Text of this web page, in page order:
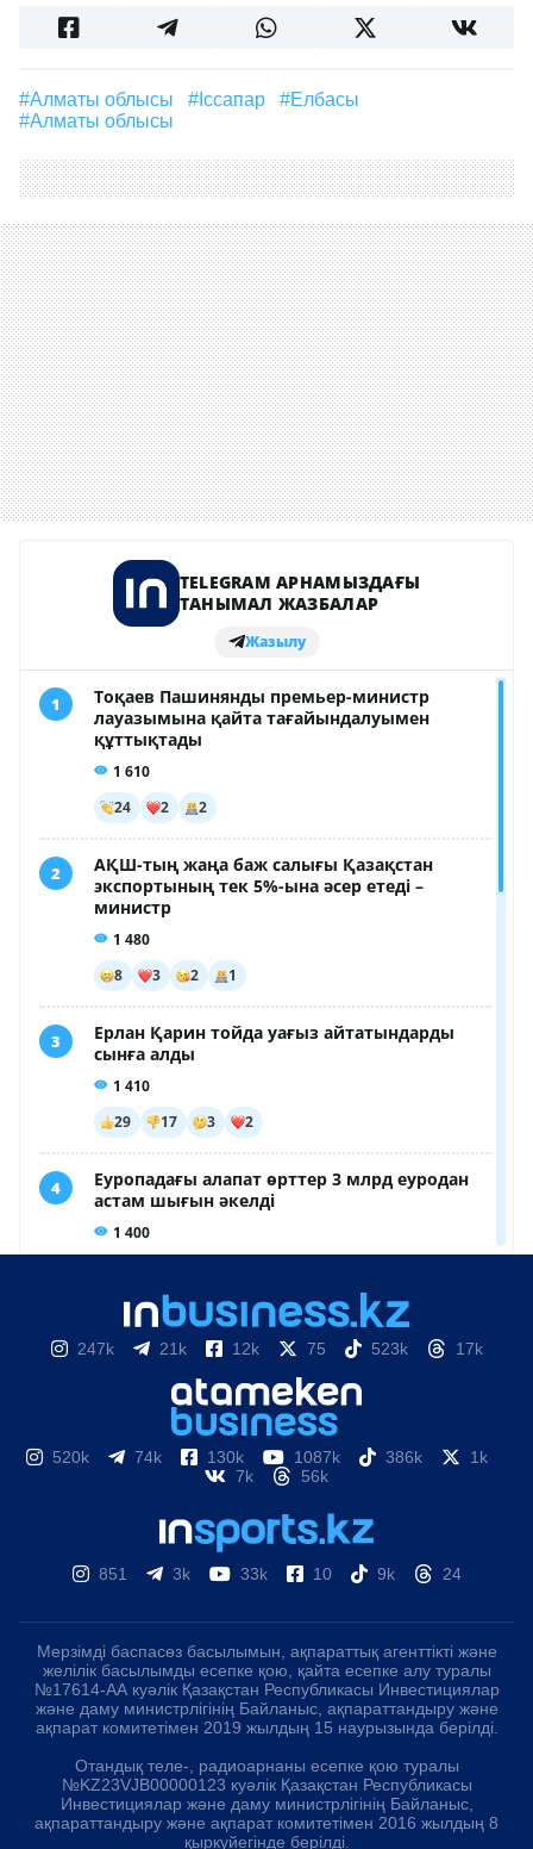
#Алматы облысы #іссапар
#елбасы
#Алматы облысы
247k 21k 12k 75 523k 17k
520k 74k 130k 1087k 386k
1k
7k
56k
851 3k 33k 10 9k 24
Мерзімді баспасөз басылымын, ақпараттық агенттікті және
желілік басылымды есепке қою, қайта есепке алу туралы
№17614-АА куәлік Қазақстан Республикасы Инвестициялар
және даму министрлігінің Байланыс, ақпараттандыру және
ақпарат комитетімен 2019 жылдың 15 наурызында берілді.
Отандық теле-, радиоарнаны есепке қою туралы
№KZ23VJB00000123 куәлік Қазақстан Республикасы
Инвестициялар және даму министрлігінің Байланыс,
ақпараттандыру және ақпарат комитетімен 2016 жылдың 8
қыркүйегінде берілді.